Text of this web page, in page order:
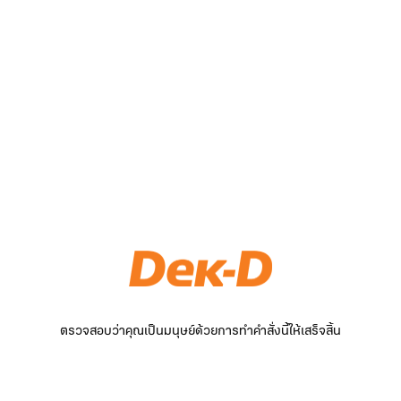
ตรวจสอบว่าคุณเป็นมนุษย์ด้วยการทำคำสั่งนี้ให้เสร็จสิ้น